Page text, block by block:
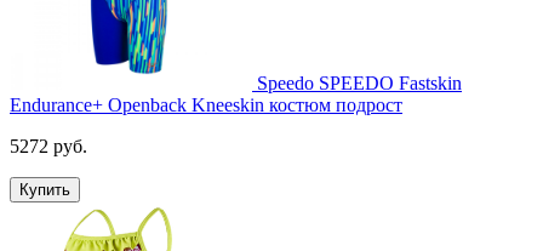
Speedo SPEEDO Fastskin
Endurance+ Openback Kneeskin костюм подрост
5272 руб.
Купить